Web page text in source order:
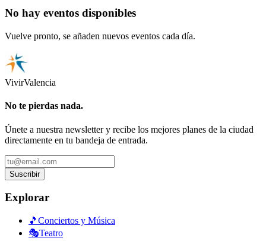
No hay eventos disponibles
Vuelve pronto, se añaden nuevos eventos cada día.
VivirValencia
No te pierdas nada.
Únete a nuestra newsletter y recibe los mejores planes de la ciudad
directamente en tu bandeja de entrada.
Suscribir
Explorar
🎵 Conciertos y Música
🎭Teatro